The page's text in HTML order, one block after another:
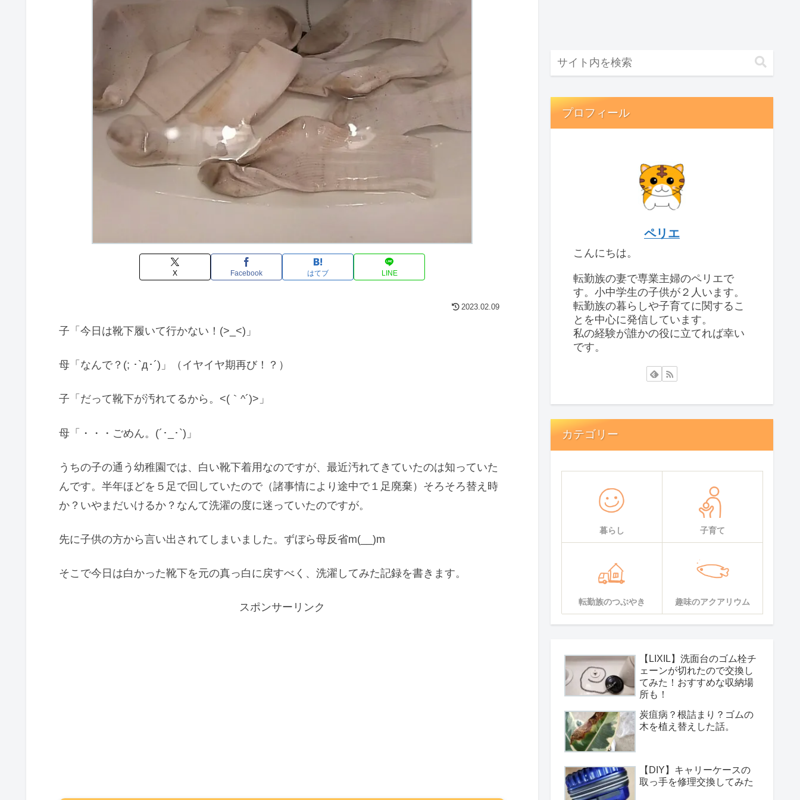
X Facebook はてブ LINE
2023.02.09
子「今日は靴下履いて行かない！(>_<)」
母「なんで？(; ･`д･´)」（イヤイヤ期再び！？）
子「だって靴下が汚れてるから。<(｀^´)>」
母「・・・ごめん。(´･_･`)」
うちの子の通う幼稚園では、白い靴下着用なのですが、最近汚れてきていたのは知っていた
んです。半年ほどを５足で回していたので（諸事情により途中で１足廃棄）そろそろ替え時
か？いやまだいけるか？なんて洗濯の度に迷っていたのですが。
先に子供の方から言い出されてしまいました。ずぼら母反省m(__)m
そこで今日は白かった靴下を元の真っ白に戻すべく、洗濯してみた記録を書きます。
スポンサーリンク
プロフィール
ペリエ
こんにちは。
転勤族の妻で専業主婦のペリエで
す。小中学生の子供が２人います。
転勤族の暮らしや子育てに関するこ
とを中心に発信しています。
私の経験が誰かの役に立てれば幸い
です。
カテゴリー
暮らし 子育て
転勤族のつぶやき 趣味のアクアリウム
【LIXIL】洗面台のゴム栓チ
ェーンが切れたので交換し
てみた！おすすめな収納場
所も！
炭疽病？根詰まり？ゴムの
木を植え替えした話。
【DIY】キャリーケースの
取っ手を修理交換してみた